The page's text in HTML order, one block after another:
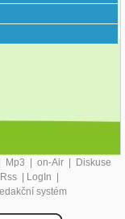
Mp3 | on-Air | Diskuse
Rss | LogIn |
systém